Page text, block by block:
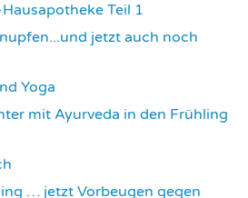
Teil 1
jetzt auch noch
Yoga
mit Ayurveda in den Frühling
… jetzt Vorbeugen gegen